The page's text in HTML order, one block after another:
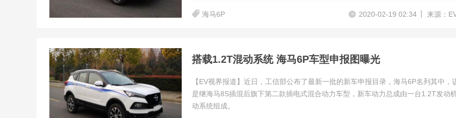
海马6P 来源：
2020-02-19 02:34
搭载1.2T混动系统 海马6P车型申报图曝光
【EV视界报道】近日，工信部公布了最新一批的新车申报目录，海马6P名列其中，
是继海马8S插混后旗下第二款插电式混合动力车型，新车动力总成由一台1.2T发动
动系统组成。